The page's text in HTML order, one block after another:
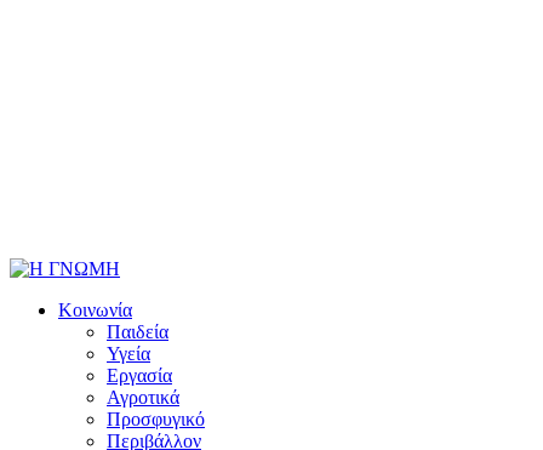
Κοινωνία
Παιδεία
Υγεία
Εργασία
Αγροτικά
Προσφυγικό
Περιβάλλον